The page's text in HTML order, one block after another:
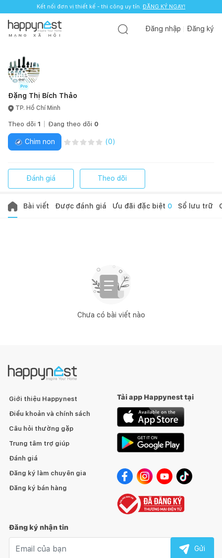
Kết nối đơn vị thiết kế - thi công uy tín. ĐĂNG KÝ NGAY!
Kết nối đơn vị thiết kế - thi công uy tín. ĐĂNG KÝ NGAY!
M Ạ N G X Ã H Ộ I
Đăng nhập Đăng ký
Đặng Thị Bích Thảo
TP. Hồ Chí Minh
Theo dõi 1 Đang theo dõi 0
Chim non (0)
Đánh giá Theo dõi
Bài viết Được đánh giá Ưu đãi đặc biệt 0 Sổ lưu trữ
Chưa có bài viết nào
Giới thiệu Happynest
Điều khoản và chính sách
Câu hỏi thường gặp
Trung tâm trợ giúp
Đánh giá
Đăng ký làm chuyên gia
Đăng ký bán hàng
Tải app Happynest tại
Đăng ký nhận tin
Gửi